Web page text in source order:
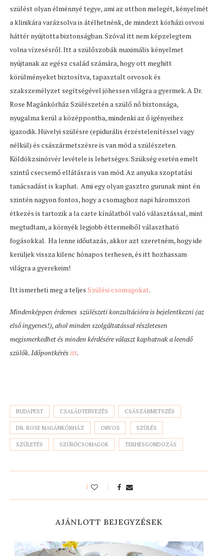
szülést olyan élménnyé tegye, ami az otthon melegét, kényelmét
a klinikára varázsolva is átélhetnénk, de mindezt kórházi orvosi
háttér nyújtotta biztonságban. Szóval itt nem képzelegtem
volna vízesésről. Itt a szülőszobák maximális kényelmet
nyújtanak az egész család számára, hogy ott meghitt
körülményeket biztosítva, tapasztalt orvosok és
szakszemélyzet segítségével jöhessen világra a gyermek. A Dr.
Rose Magánkórház Szülészetén a szülő nő biztonsága,
nyugalma kerül a középpontba, mindenki az ő igényeihez
igazodik. Hüvelyi szülésre (epidurális érzéstelenítéssel vagy
nélkül) és császármetszésre is van mód a szülészeten.
Köldökzsinórvér levétele is lehetséges. Szükség esetén emelt
szintű csecsemő ellátásra is van mód. Az anyuka szoptatási
tanácsadást is kaphat. Ami egy olyan gasztro gurunak mint én
szintén nagyon fontos, hogy a csomaghoz napi háromszori
étkezés is tartozik a la carte kínálatból való választással, mint
megtudtam, a környék legjobb éttermeiből választható
fogásokkal. Ha lenne időutazás, akkor azt szeretném, hogy ide
kerüljek vissza kilenc hónapos terhesen, és itt hozhassam
világra a gyerekeim!
Itt ismerheti meg a teljes Szülési csomagokat.
Mindenképpen érdemes szülészeti konzultációra is bejelentkezni (az
első ingyenes!), ahol minden szolgáltatással részletesen
megismerkedhet és minden kérdésére választ kaphatnak a leendő
szülők. Időpontkérés itt.
BUDAPEST CSALÁDTERVEZÉS CSÁSZÁRMETSZÉS
DR. ROSE MAGÁNKÓRHÁZ ORVOS SZÜLÉS
SZÜLETÉS SZŰRŐCSOMAGOK TERHESGONDOZÁS
1
AJÁNLOTT BEJEGYZÉSEK